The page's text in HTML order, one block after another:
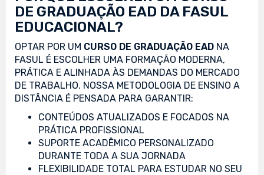
DE GRADUAÇÃO EAD DA FASUL
EDUCACIONAL?
OPTAR POR UM CURSO DE GRADUAÇÃO EAD NA
FASUL É ESCOLHER UMA FORMAÇÃO MODERNA,
PRÁTICA E ALINHADA ÀS DEMANDAS DO MERCADO
DE TRABALHO. NOSSA METODOLOGIA DE ENSINO A
DISTÂNCIA É PENSADA PARA GARANTIR:
CONTEÚDOS ATUALIZADOS E FOCADOS NA
PRÁTICA PROFISSIONAL
SUPORTE ACADÊMICO PERSONALIZADO
DURANTE TODA A SUA JORNADA
FLEXIBILIDADE TOTAL PARA ESTUDAR NO SEU